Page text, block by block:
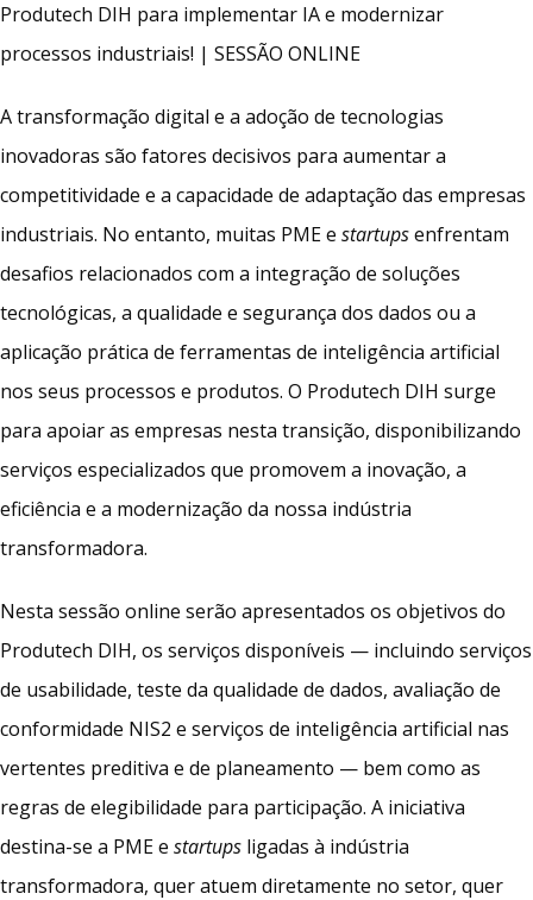
Produtech DIH para implementar IA e modernizar
processos industriais! | SESSÃO ONLINE
A transformação digital e a adoção de tecnologias
inovadoras são fatores decisivos para aumentar a
competitividade e a capacidade de adaptação das empresas
industriais. No entanto, muitas PME e startupsenfrentam
desafios relacionados com a integração de soluções
tecnológicas, a qualidade e segurança dos dados ou a
aplicação prática de ferramentas de inteligência artificial
nos seus processos e produtos. O Produtech DIH surge
para apoiar as empresas nesta transição, disponibilizando
serviços especializados que promovem a inovação, a
eficiência e a modernização da nossa indústria
transformadora.
Nesta sessão online serão apresentados os objetivos do
Produtech DIH, os serviços disponíveis — incluindo serviços
de usabilidade, teste da qualidade de dados, avaliação de
conformidade NIS2 e serviços de inteligência artificial nas
vertentes preditiva e de planeamento — bem como as
regras de elegibilidade para participação. A iniciativa
destina-se a PME e startups ligadas à indústria
transformadora, quer atuem diretamente no setor, quer